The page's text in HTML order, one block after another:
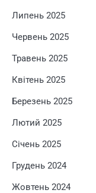
Липень 2025
Червень 2025
Травень 2025
Квітень 2025
Березень 2025
Лютий 2025
Січень 2025
Грудень 2024
Жовтень 2024